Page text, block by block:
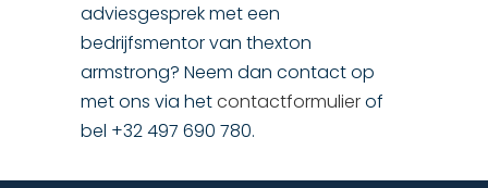
adviesgesprek met een
bedrijfsmentor van thexton
armstrong? Neem dan contact op
met ons via hetcontactformulierof
bel +32 497 690 780.